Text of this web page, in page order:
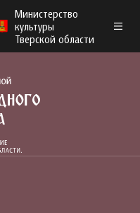
Министерство
культуры
Тверской области